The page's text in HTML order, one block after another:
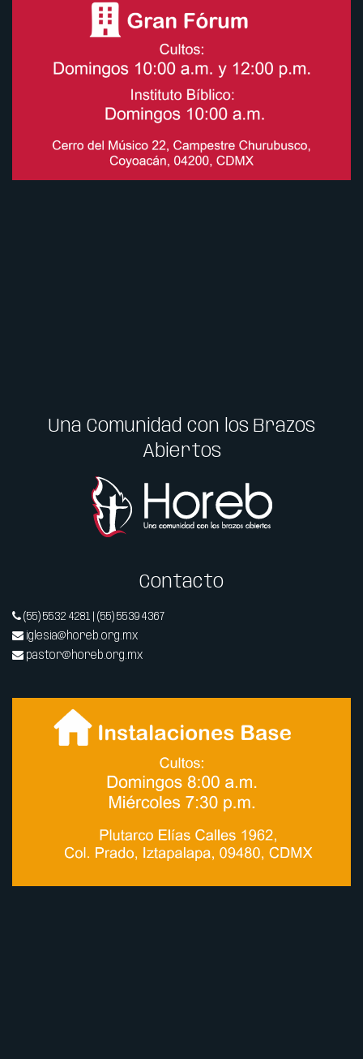
Una Comunidad con los Brazos
Abiertos
Contacto
(55) 5532 4281 | (55) 5539 4367
iglesia@horeb.org.mx
pastor@horeb.org.mx